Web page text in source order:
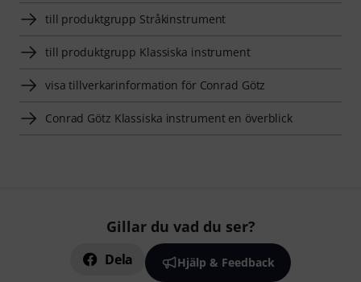
till produktgrupp Stråkinstrument
till produktgrupp Klassiska instrument
visa tillverkarinformation för Conrad Götz
Conrad Götz Klassiska instrument en överblick
Gillar du vad du ser?
Dela Hjälp & Feedback